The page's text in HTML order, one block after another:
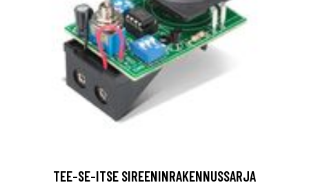
TEE-SE-ITSE SIREENINRAKENNUSSARJA